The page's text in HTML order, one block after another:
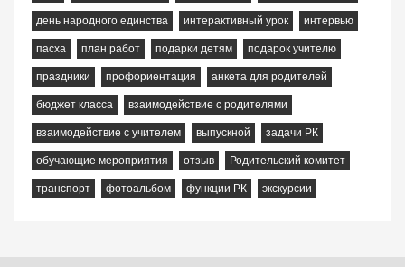
день народного единства интерактивный урок интервью
пасха план работ подарки детям подарок учителю
праздники профориентация анкета для родителей
бюджет класса взаимодействие с родителями
взаимодействие с учителем выпускной задачи РК
обучающие мероприятия отзыв Родительский комитет
транспорт фотоальбом функции РК экскурсии